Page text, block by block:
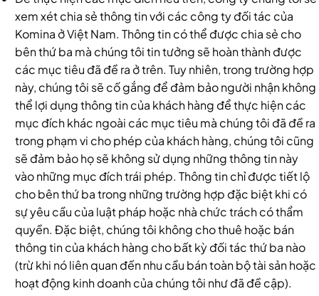
xem xét chia sẻ thông tin với các công ty đối tác của
Komina ở Việt Nam. Thông tin có thể được chia sẻ cho
bên thứ ba mà chúng tôi tin tưởng sẽ hoàn thành được
các mục tiêu đã đề ra ở trên. Tuy nhiên, trong trường hợp
này, chúng tôi sẽ cố gắng để đảm bảo người nhận không
thể lợi dụng thông tin của khách hàng để thực hiện các
mục đích khác ngoài các mục tiêu mà chúng tôi đã đề ra
trong phạm vi cho phép của khách hàng, chúng tôi cũng
sẽ đảm bảo họ sẽ không sử dụng những thông tin này
vào những mục đích trái phép. Thông tin chỉ được tiết lộ
cho bên thứ ba trong những trường hợp đặc biệt khi có
sự yêu cầu của luật pháp hoặc nhà chức trách có thẩm
quyền. Đặc biệt, chúng tôi không cho thuê hoặc bán
thông tin của khách hàng cho bất kỳ đối tác thứ ba nào
(trừ khi nó liên quan đến nhu cầu bán toàn bộ tài sản hoặc
hoạt động kinh doanh của chúng tôi như đã đề cập).